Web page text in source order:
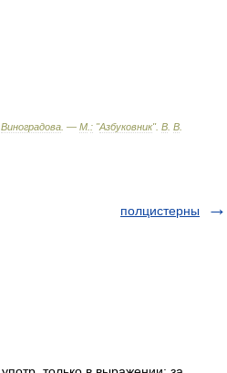
Виноградова . — М : "Азбуковник". В В
полцистерны